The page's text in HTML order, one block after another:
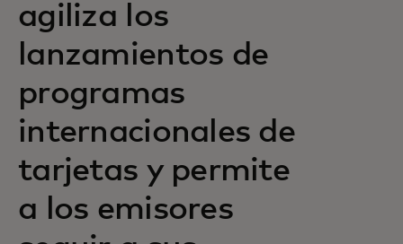
agiliza los
lanzamientos de
programas
internacionales de
tarjetas y permite
a los emisores